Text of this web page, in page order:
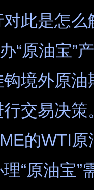
此是怎么
“原油宝”
境外原油
交易决策
的WTI
“原油宝”